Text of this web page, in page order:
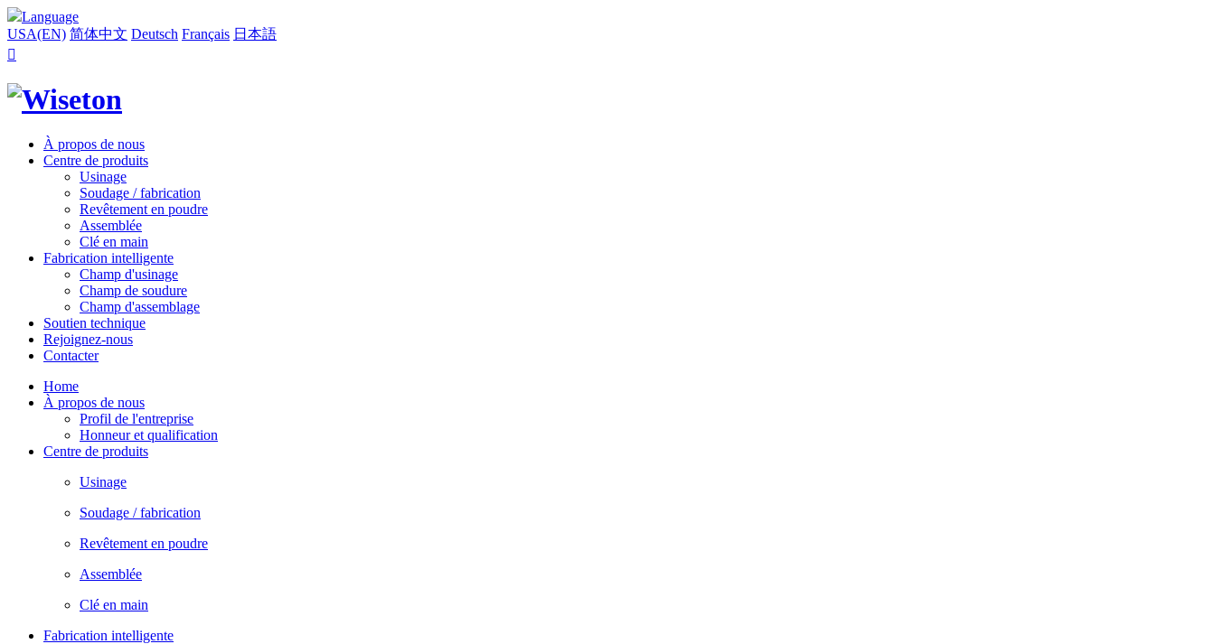
Language
USA(EN) 简体中文 Deutsch Français 日本語

À propos de nous
Centre de produits
Usinage
Soudage / fabrication
Revêtement en poudre
Assemblée
Clé en main
Fabrication intelligente
Champ d'usinage
Champ de soudure
Champ d'assemblage
Soutien technique
Rejoignez-nous
Contacter
Home
À propos de nous
Profil de l'entreprise
Honneur et qualification
Centre de produits
Usinage
Soudage / fabrication
Revêtement en poudre
Assemblée
Clé en main
Fabrication intelligente